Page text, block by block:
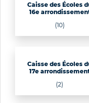
Caisse des Écoles
16e
(10)
Caisse des Écoles
17e
(2)